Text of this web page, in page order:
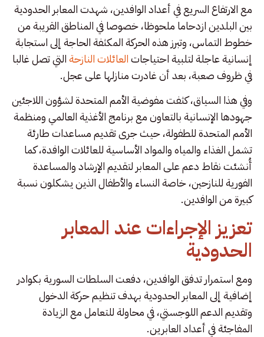
مع الارتفاع السريع في أعداد الوافدين، شهدت المعابر الحدودية
بين البلدين ازدحاما ملحوظا، خصوصا في المناطق القريبة من
خطوط التماس، وتبرز هذه الحركة المكثفة الحاجة إلى استجابة
إنسانية عاجلة لتلبية احتياجاتالعائلات النازحةالتي تصل غالبا
في ظروف صعبة، بعد أن غادرت منازلها على عجل.
وفي هذا السياق، كثفت مفوضية الأمم المتحدة لشؤون اللاجئين
جهودها الإنسانية بالتعاون مع برنامج الأغذية العالمي ومنظمة
الأمم المتحدة للطفولة، حيث جرى تقديم مساعدات طارئة
تشمل الغذاء والمياه والمواد الأساسية للعائلات الوافدة، كما
أُنشئت نقاط دعم على المعابر لتقديم الإرشاد والمساعدة
الفورية للنازحين، خاصة النساء والأطفال الذين يشكلون نسبة
كبيرة من الوافدين.
تعزيز الإجراءات عند المعابر
الحدودية
ومع استمرار تدفق الوافدين، دفعت السلطات السورية بكوادر
إضافية إلى المعابر الحدودية بهدف تنظيم حركة الدخول
وتقديم الدعم اللوجستي، في محاولة للتعامل مع الزيادة
المفاجئة في أعداد العابرين.